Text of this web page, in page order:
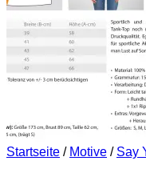
Startseite / Motive / Say